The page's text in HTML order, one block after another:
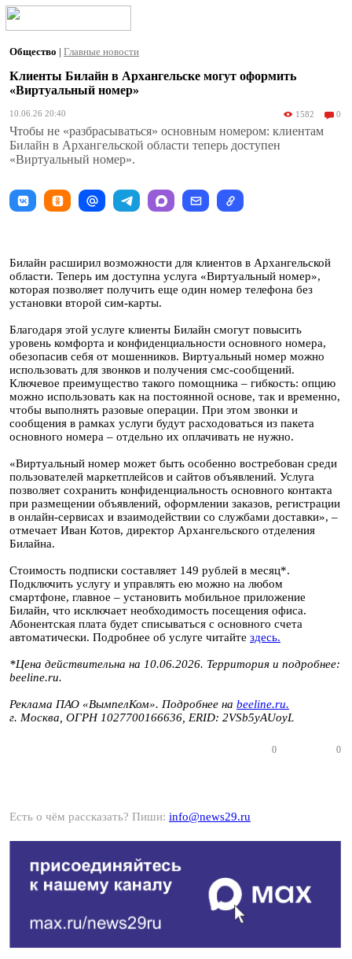
Общество | Главные новости
Клиенты Билайн в Архангельске могут оформить
«Виртуальный номер»
10.06.26 20:40 1582 0
Чтобы не «разбрасываться» основным номером: клиентам
Билайн в Архангельской области теперь доступен
«Виртуальный номер».
Билайн расширил возможности для клиентов в Архангельской
области. Теперь им доступна услуга «Виртуальный номер»,
которая позволяет получить еще один номер телефона без
установки второй сим-карты.
Благодаря этой услуге клиенты Билайн смогут повысить
уровень комфорта и конфиденциальности основного номера,
обезопасив себя от мошенников. Виртуальный номер можно
использовать для звонков и получения смс-сообщений.
Ключевое преимущество такого помощника – гибкость: опцию
можно использовать как на постоянной основе, так и временно,
чтобы выполнять разовые операции. При этом звонки и
сообщения в рамках услуги будут расходоваться из пакета
основного номера – отдельно их оплачивать не нужно.
«Виртуальный номер может быть особенно востребован среди
пользователей маркетплейсов и сайтов объявлений. Услуга
позволяет сохранить конфиденциальность основного контакта
при размещении объявлений, оформлении заказов, регистрации
в онлайн-сервисах и взаимодействии со службами доставки», –
отмечает Иван Котов, директор Архангельского отделения
Билайна.
Стоимость подписки составляет 149 рублей в месяц*.
Подключить услугу и управлять ею можно на любом
смартфоне, главное – установить мобильное приложение
Билайн, что исключает необходимость посещения офиса.
Абонентская плата будет списываться с основного счета
автоматически. Подробнее об услуге читайте здесь.
*Цена действительна на 10.06.2026. Территория и подробнее:
beeline.ru.
Реклама ПАО «ВымпелКом». Подробнее на beeline.ru.
г. Москва, ОГРН 1027700166636, ERID: 2VSb5yAUoyL
0 0
Есть о чём рассказать? Пиши: info@news29.ru